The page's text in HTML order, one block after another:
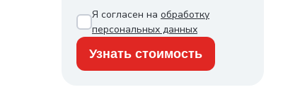
Я согласен на обработку
персональных данных